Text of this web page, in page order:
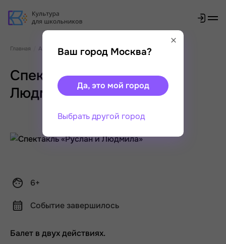
Главная Афиша Спектакль «Руслан и Людмила»
Спектакль «Руслан и
Людмила»
6+
Событие завершилось
Балет в двух действиях.
Ваш город Москва?
Да, это мой город
Выбрать другой город